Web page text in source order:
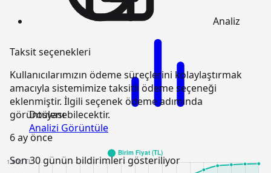
Taksit seçenekleri
Kullanıcılarımızın ödeme süreçlerini kolaylaştırmak
amacıyla sistemimize taksitli ödeme seçeneği
eklenmiştir. İlgili seçenek ödeme adımında
görüntülenebilecektir.
6 ay önce
Son 30 günün bildirimleri gösteriliyor
Analiz
Dosyası
Analizi Görüntüle